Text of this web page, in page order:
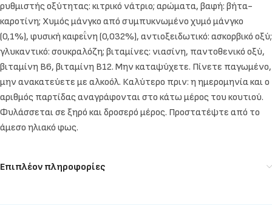
ρυθμιστής οξύτητας: κιτρικό νάτριο; αρώματα, βαφή: βήτα-
καροτίνη; Χυμός μάνγκο από συμπυκνωμένο χυμό μάνγκο
(0,1%), φυσική καφεΐνη (0,032%), αντιοξειδωτικό: ασκορβικό οξύ;
γλυκαντικό: σουκραλόζη; βιταμίνες: νιασίνη, παντοθενικό οξύ,
βιταμίνη Β6, βιταμίνη Β12. Μην καταψύχετε. Πίνετε παγωμένο,
μην ανακατεύετε με αλκοόλ. Καλύτερο πριν: η ημερομηνία και ο
αριθμός παρτίδας αναγράφονται στο κάτω μέρος του κουτιού.
Φυλάσσεται σε ξηρό και δροσερό μέρος. Προστατέψτε από το
άμεσο ηλιακό φως.
Επιπλέον πληροφορίες